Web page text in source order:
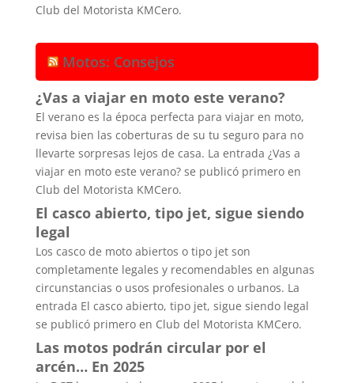
Club del Motorista KMCero.
Motos: Consejos
¿Vas a viajar en moto este verano?
El verano es la época perfecta para viajar en moto,
revisa bien las coberturas de su tu seguro para no
llevarte sorpresas lejos de casa. La entrada ¿Vas a
viajar en moto este verano? se publicó primero en
Club del Motorista KMCero.
El casco abierto, tipo jet, sigue siendo
legal
Los casco de moto abiertos o tipo jet son
completamente legales y recomendables en algunas
circunstancias o usos profesionales o urbanos. La
entrada El casco abierto, tipo jet, sigue siendo legal
se publicó primero en Club del Motorista KMCero.
Las motos podrán circular por el
arcén… En 2025